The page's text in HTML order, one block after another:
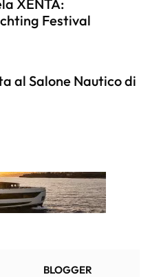
XENTA:
Festival
al Salone Nautico di
BLOGGER